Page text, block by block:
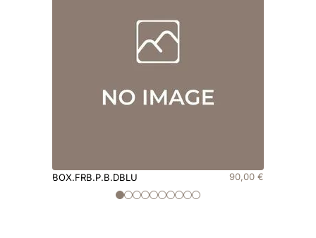
BOX.FRB.P.B.DBLU 90,00 €